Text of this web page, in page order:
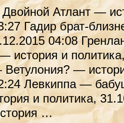
Атлант —
Гадир брат-
04:08
история и
—
Левкиппа —
и политика,
…